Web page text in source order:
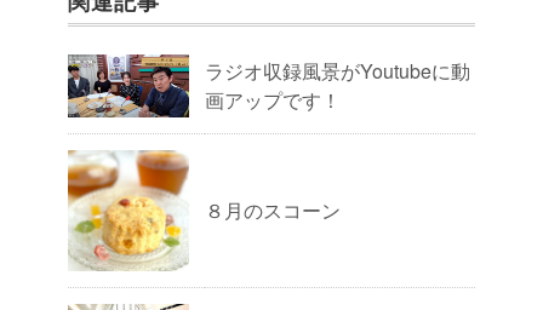
ラジオ収録風景がYoutubeに動
画アップです！
８月のスコーン